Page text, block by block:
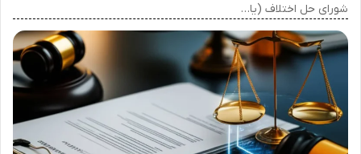
شورای حل اختلاف (یا…